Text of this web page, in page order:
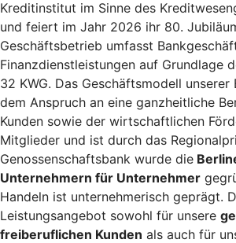
Kreditinstitut im Sinne des
und feiert im Jahr 2026 ihr 80.
Geschäftsbetrieb umfasst
Finanzdienstleistungen auf Grundlage
32 KWG. Das Geschäftsmodell
dem Anspruch an eine ganzheitliche
Kunden sowie der wirtschaftlichen
Mitglieder und ist durch das
Genossenschaftsbank wurde die
Unternehmern für Unternehmer
Handeln ist unternehmerisch geprägt.
Leistungsangebot sowohl für unsere
freiberuflichen Kunden als auch für